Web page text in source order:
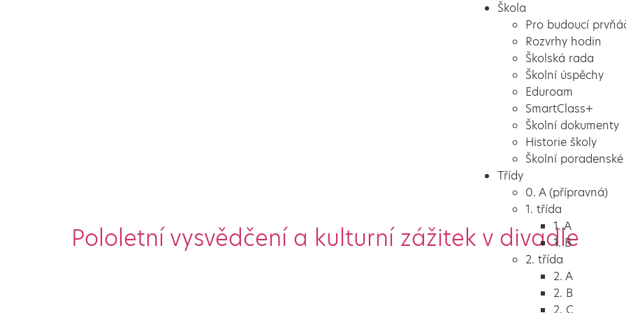
Škola
Pro budoucí
Rozvrhy hodin
Školská rada
Školní úspěchy
Eduroam
SmartClass+
Školní dokumenty
Historie školy
Školní
Třídy
0. A (přípravná)
1. třída
1. A
1. B
2. třída
2. A
2. B
Pololetní vysvědčení a kulturní zážitek v divadle